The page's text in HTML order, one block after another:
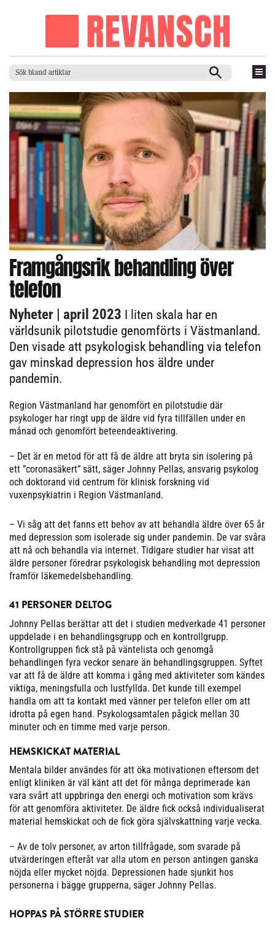
Framgångsrik behandling över
telefon
Nyheter | april 2023 I liten skala har en
världsunik pilotstudie genomförts i Västmanland.
Den visade att psykologisk behandling via telefon
gav minskad depression hos äldre under
pandemin.
Region Västmanland har genomfört en pilotstudie där
psykologer har ringt upp de äldre vid fyra tillfällen under en
månad och genomfört beteendeaktivering.
– Det är en metod för att få de äldre att bryta sin isolering på
ett ”coronasäkert” sätt, säger Johnny Pellas, ansvarig psykolog
och doktorand vid centrum för klinisk forskning vid
vuxenpsykiatrin i Region Västmanland.
– Vi såg att det fanns ett behov av att behandla äldre över 65 år
med depression som isolerade sig under pandemin. De var svåra
att nå och behandla via internet. Tidigare studier har visat att
äldre personer föredrar psykologisk behandling mot depression
framför läkemedelsbehandling.
41 PERSONER DELTOG
Johnny Pellas berättar att det i studien medverkade 41 personer
uppdelade i en behandlingsgrupp och en kontrollgrupp.
Kontrollgruppen fick stå på väntelista och genomgå
behandlingen fyra veckor senare än behandlingsgruppen. Syftet
var att få de äldre att komma i gång med aktiviteter som kändes
viktiga, meningsfulla och lustfyllda. Det kunde till exempel
handla om att ta kontakt med vänner per telefon eller om att
idrotta på egen hand. Psykologsamtalen pågick mellan 30
minuter och en timme med varje person.
HEMSKICKAT MATERIAL
Mentala bilder användes för att öka motivationen eftersom det
enligt kliniken är väl känt att det för många deprimerade kan
vara svårt att uppbringa den energi och motivation som krävs
för att genomföra aktiviteter. De äldre fick också individualiserat
material hemskickat och de fick göra självskattning varje vecka.
– Av de tolv personer, av arton tillfrågade, som svarade på
utvärderingen efteråt var alla utom en person antingen ganska
nöjda eller mycket nöjda. Depressionen hade sjunkit hos
personerna i bägge grupperna, säger Johnny Pellas.
HOPPAS PÅ STÖRRE STUDIER